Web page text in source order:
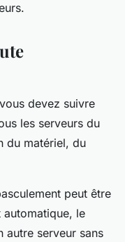
devez suivre
les serveurs du
du matériel, du
peut être
automatique, le
autre serveur sans